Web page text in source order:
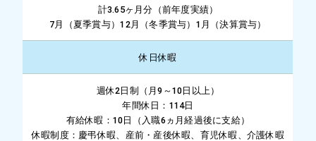
計3.65ヶ月分（前年度実績）
7月（夏季賞与）12月（冬季賞与）1月（決算賞与）
休日休暇
週休2日制（月9～10日以上）
年間休日：114日
有給休暇：10日（入職6ヵ月経過後に支給）
休暇制度：慶弔休暇、産前・産後休暇、育児休暇、介護休暇